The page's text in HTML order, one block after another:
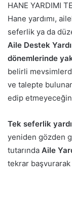
HANE YARDIMI
Hane yardımı,
seferlik ya da
Aile Destek
dönemlerinde
belirli
ve talepte
edip
Tek seferlik
yeniden gözden
tutarında Aile
tekrar başvurarak